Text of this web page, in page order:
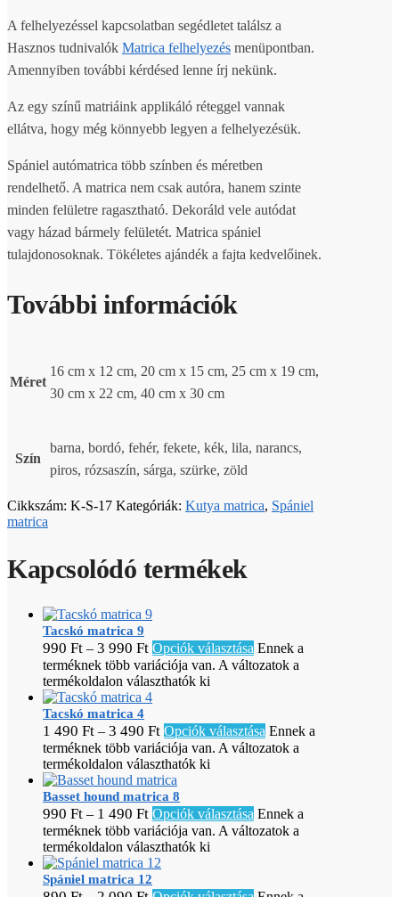
A felhelyezéssel kapcsolatban segédletet találsz a
Hasznos tudnivalók Matrica felhelyezés menüpontban.
Amennyiben további kérdésed lenne írj nekünk.
Az egy színű matriáink applikáló réteggel vannak
ellátva, hogy még könnyebb legyen a felhelyezésük.
Spániel autómatrica több színben és méretben
rendelhető. A matrica nem csak autóra, hanem szinte
minden felületre ragasztható. Dekoráld vele autódat
vagy házad bármely felületét. Matrica spániel
tulajdonosoknak. Tökéletes ajándék a fajta kedvelőinek.
További információk
Méret
16 cm x 12 cm, 20 cm x 15 cm, 25 cm x 19 cm,
30 cm x 22 cm, 40 cm x 30 cm
Szín
barna, bordó, fehér, fekete, kék, lila, narancs,
piros, rózsaszín, sárga, szürke, zöld
Cikkszám: K-S-17 Kategóriák: Kutya matrica, Spániel
matrica
Kapcsolódó termékek
Tacskó matrica 9
990 Ft – 3 990 Ft Opciók választása Ennek a
terméknek több variációja van. A változatok a
termékoldalon választhatók ki
Tacskó matrica 4
1 490 Ft – 3 490 Ft Opciók választása Ennek a
terméknek több variációja van. A változatok a
termékoldalon választhatók ki
Basset hound matrica 8
990 Ft – 1 490 Ft Opciók választása Ennek a
terméknek több variációja van. A változatok a
termékoldalon választhatók ki
Spániel matrica 12